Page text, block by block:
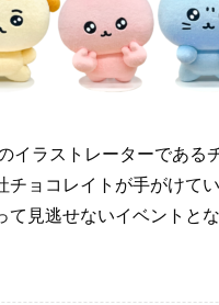
イラストレーターである
ョコレイトが手がけて
見逃せないイベントとな